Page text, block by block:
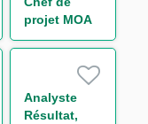
projet MOA
Transverse -
durable H/F
Analyste
Résultat,